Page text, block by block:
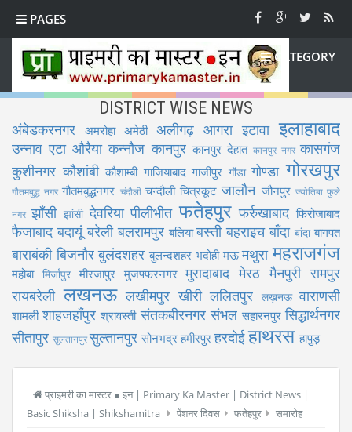
PAGES
CATEGORY
DISTRICT WISE NEWS
अंबेडकरनगर अमरोहा अमेठी अलीगढ़ आगरा इटावा इलाहाबाद
उन्नाव एटा औरैया कन्नौज कानपुर कानपुर देहात कानपुर नगर कासगंज
कुशीनगर कौशांबी कौशाम्बी गाजियाबाद गाजीपुर गोंडा गोण्डा गोरखपुर
गौतमबुद्ध नगर गौतमबुद्धनगर चंदौली चन्दौली चित्रकूट जालौन जौनपुर ज्योतिबा फुले
नगर झाँसी झांसी देवरिया पीलीभीत फतेहपुर फर्रुखाबाद फिरोजाबाद
फैजाबाद बदायूं बरेली बलरामपुर बलिया बस्ती बहराइच बाँदा बांदा बागपत
बाराबंकी बिजनौर बुलंदशहर बुलन्दशहर भदोही मऊ मथुरा महराजगंज
महोबा मिर्जापुर मीरजापुर मुजफ्फरनगर मुरादाबाद मेरठ मैनपुरी रामपुर
रायबरेली लखनऊ लखीमपुर खीरी ललितपुर लख़नऊ वाराणसी
शामली शाहजहाँपुर श्रावस्ती संतकबीरनगर संभल सहारनपुर सिद्धार्थनगर
सीतापुर सुलतानपुरसुल्तानपुर सोनभद्र हमीरपुर हरदोई हाथरस हापुड़
प्राइमरी का मास्टर ● इन | Primary Ka Master | District News |
Basic Shiksha | Shikshamitra
पेंशनर दिवस फतेहपुर समारोह